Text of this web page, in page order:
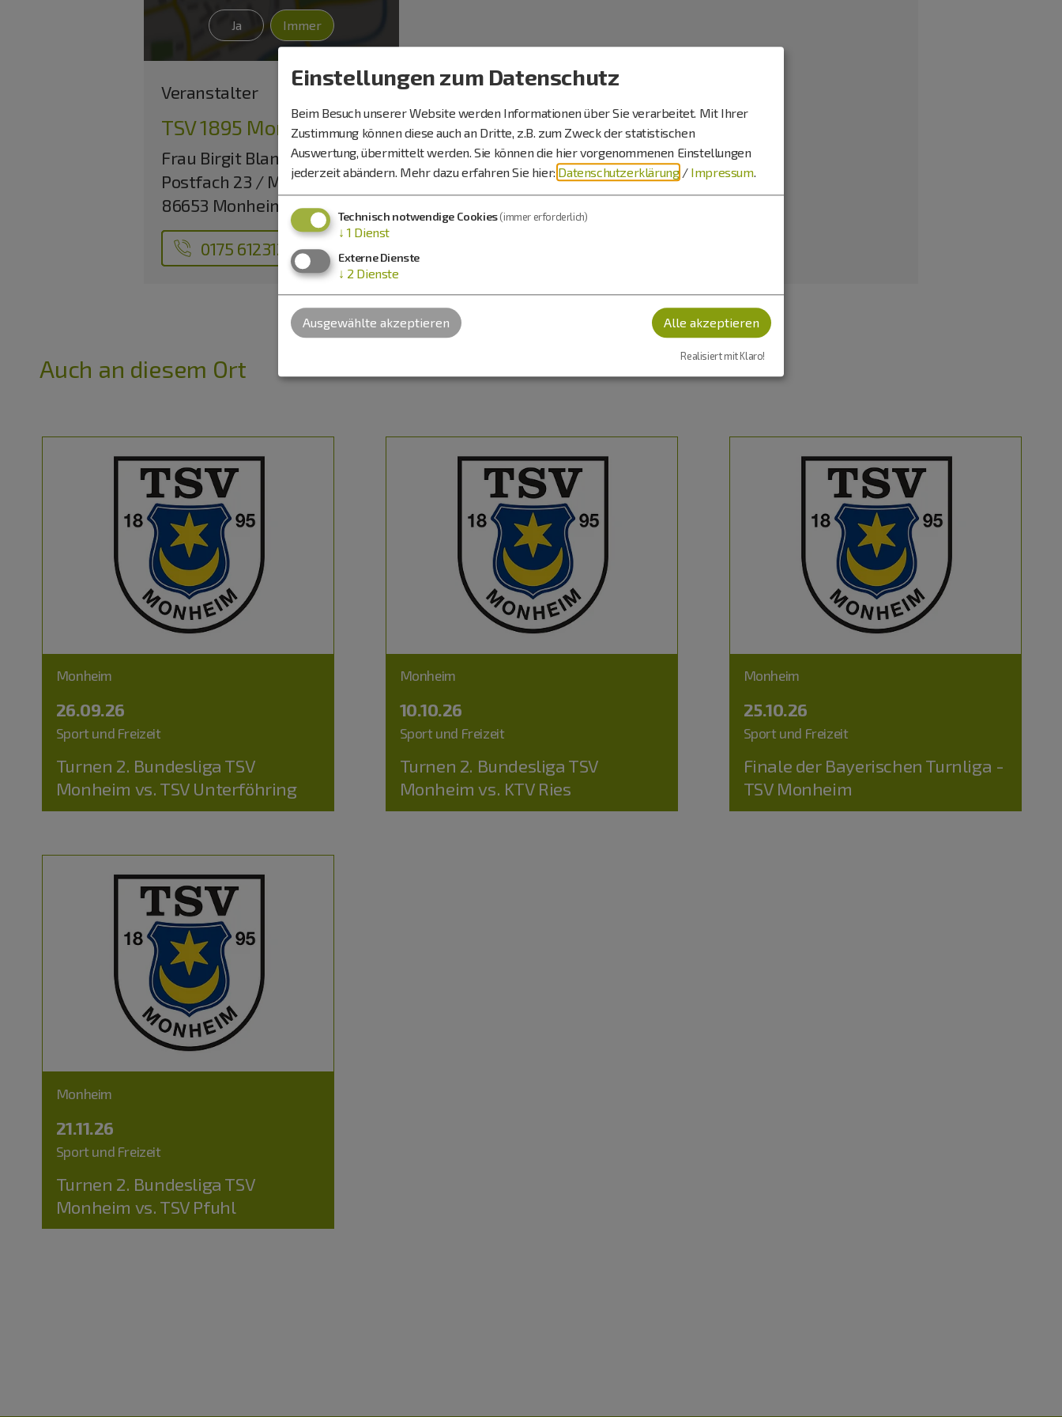
Ja Immer
Veranstalter
TSV 1895 Monheim e.V.
Frau Birgit Blank
Postfach 23 / Marktplatz 29
86653 Monheim
0175 6123125
Auch an diesem Ort
Monheim
26.09.26
Sport und Freizeit
Turnen 2. Bundesliga TSV
Monheim vs. TSV Unterföhring
Monheim
10.10.26
Sport und Freizeit
Turnen 2. Bundesliga TSV
Monheim vs. KTV Ries
Monheim
25.10.26
Sport und Freizeit
Finale der Bayerischen Turnliga -
TSV Monheim
Monheim
21.11.26
Sport und Freizeit
Turnen 2. Bundesliga TSV
Monheim vs. TSV Pfuhl
Einstellungen zum Datenschutz
Beim Besuch unserer Website werden Informationen über Sie verarbeitet. Mit Ihrer
Zustimmung können diese auch an Dritte, z.B. zum Zweck der statistischen
Auswertung, übermittelt werden. Sie können die hier vorgenommenen Einstellungen
jederzeit abändern. Mehr dazu erfahren Sie hier: Datenschutzerklärung / Impressum.
Technisch notwendige Cookies(immer erforderlich)
↓ 1 Dienst
Externe Dienste
↓ 2 Dienste
Ausgewählte akzeptieren Alle akzeptieren
Realisiert mit Klaro!